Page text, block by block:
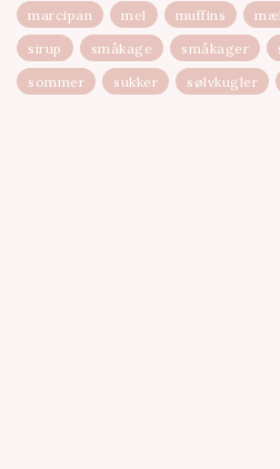
marcipan
mel muffins
sirup
småkage småkager
sommer
sukker sølvkugler